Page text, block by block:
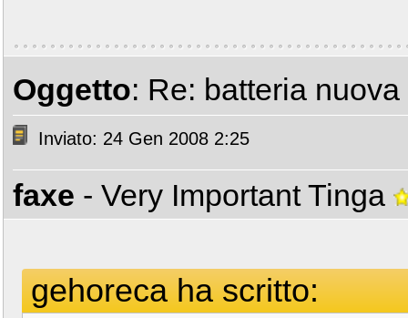
Oggetto: Re: batteria nuova
Inviato: 24 Gen 2008 2:25
faxe - Very Important Tinga
gehoreca ha scritto: